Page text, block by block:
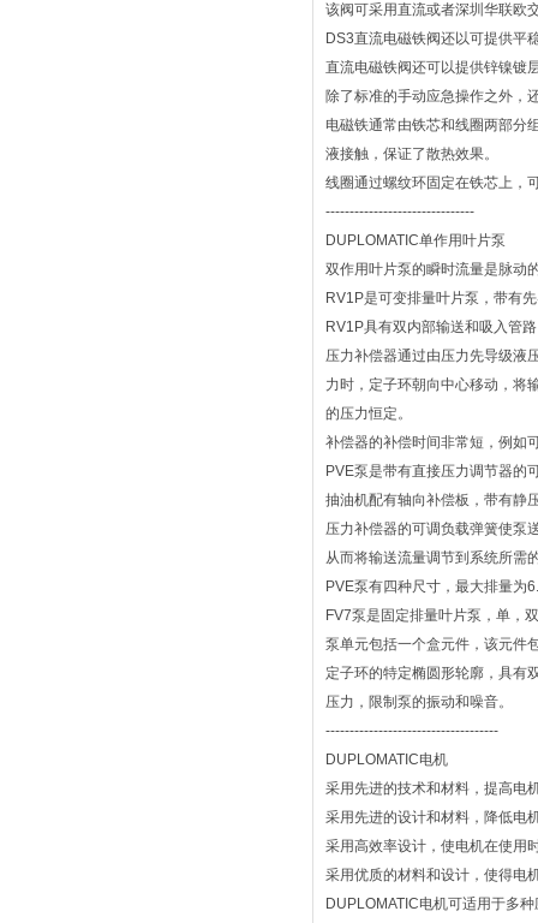
该阀可采用直流或者深圳华联欧
DS3直流电磁铁阀还以可提供平
直流电磁铁阀还可以提供锌镍镀
除了标准的手动应急操作之外，
电磁铁通常由铁芯和线圈两部分
液接触，保证了散热效果。
线圈通过螺纹环固定在铁芯上，
-------------------------------
DUPLOMATIC单作用叶片泵
双作用叶片泵的瞬时流量是脉动
RV1P是可变排量叶片泵，带有
RV1P具有双内部输送和吸入管
压力补偿器通过由压力先导级液
力时，定子环朝向中心移动，将
的压力恒定。
补偿器的补偿时间非常短，例如
PVE泵是带有直接压力调节器的
抽油机配有轴向补偿板，带有静
压力补偿器的可调负载弹簧使泵
从而将输送流量调节到系统所需
PVE泵有四种尺寸，最大排量为
FV7泵是固定排量叶片泵，单，
泵单元包括一个盒元件，该元件
定子环的特定椭圆形轮廓，具有
压力，限制泵的振动和噪音。
------------------------------------
DUPLOMATIC电机
采用先进的技术和材料，提高电
采用先进的设计和材料，降低电
采用高效率设计，使电机在使用
采用优质的材料和设计，使得电
DUPLOMATIC电机可适用于多